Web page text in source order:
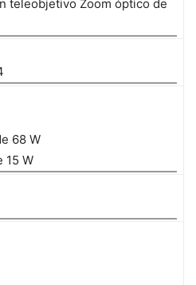
teleobjetivo Zoom óptico de
68 W
15 W